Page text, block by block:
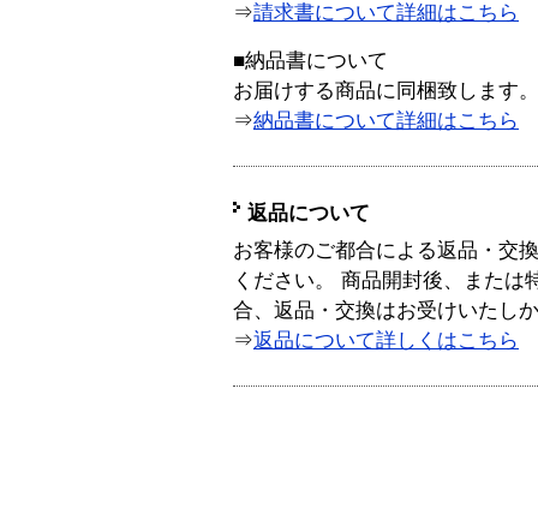
⇒請求書について詳細はこちら
■納品書について
お届けする商品に同梱致します。
⇒納品書について詳細はこちら
返品について
お客様のご都合による返品・交
ください。 商品開封後、または
合、返品・交換はお受けいたし
⇒返品について詳しくはこちら